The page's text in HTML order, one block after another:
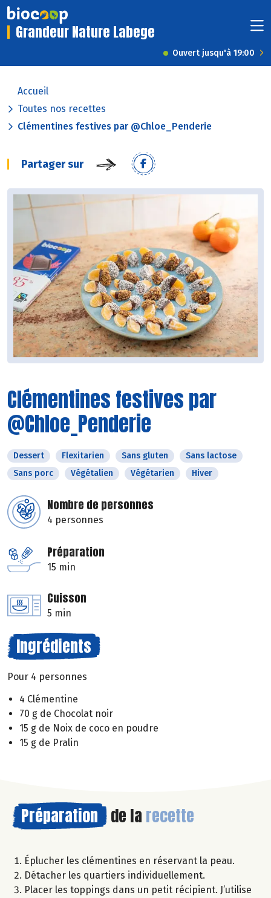
Grandeur Nature Labege
Ouvert jusqu'à 19:00
Accueil
Toutes nos recettes
Clémentines festives par @Chloe_Penderie
Partager sur
Clémentines festives par
@Chloe_Penderie
Dessert Flexitarien Sans gluten
Sans lactose
Sans porc
Végétalien Végétarien Hiver
Nombre de personnes
4 personnes
Préparation
15 min
Cuisson
5 min
Ingrédients
Pour 4 personnes
4 Clémentine
70 g de Chocolat noir
15 g de Noix de coco en poudre
15 g de Pralin
Préparation de la recette
Éplucher les clémentines en réservant la peau.
Détacher les quartiers individuellement.
Placer les toppings dans un petit récipient. J’utilise